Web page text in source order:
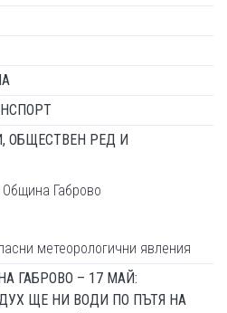
ОБЩЕСТВЕН РЕД И
Габрово
метеорологични явления
ГАБРОВО – 17 МАЙ:
ЩЕ НИ ВОДИ ПО ПЪТЯ НА